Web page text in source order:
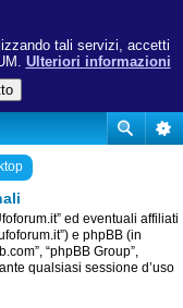
tali servizi, accetti
Ulteriori informazioni
ed eventuali affiliati
e phpBB (in
“phpBB Group”,
qualsiasi sessione d’uso